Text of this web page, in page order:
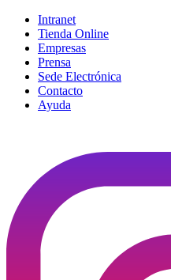
Intranet
Tienda Online
Empresas
Prensa
Sede Electrónica
Contacto
Ayuda